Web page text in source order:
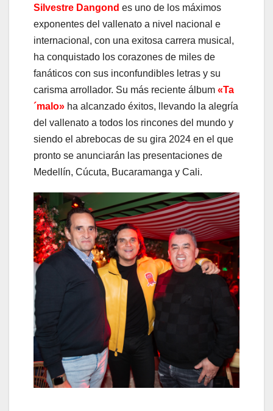
Silvestre Dangond es uno de los máximos
exponentes del vallenato a nivel nacional e
internacional, con una exitosa carrera musical,
ha conquistado los corazones de miles de
fanáticos con sus inconfundibles letras y su
carisma arrollador. Su más reciente álbum «Ta
´malo» ha alcanzado éxitos, llevando la alegría
del vallenato a todos los rincones del mundo y
siendo el abrebocas de su gira 2024 en el que
pronto se anunciarán las presentaciones de
Medellín, Cúcuta, Bucaramanga y Cali.